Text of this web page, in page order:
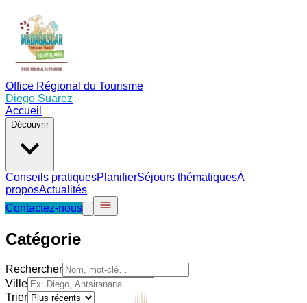
Office Régional du Tourisme
Diego Suarez
Accueil
Découvrir
Conseils pratiquesPlanifierSéjours thématiquesÀ
proposActualités
Contactez-nous
Catégorie
Rechercher
Ville
Trier